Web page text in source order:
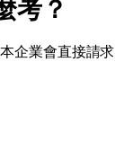
考？
企業會直接請求